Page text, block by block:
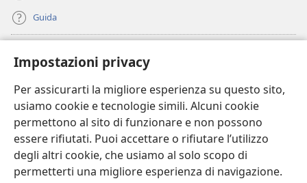
Impostazioni privacy
Per assicurarti la migliore esperienza su questo sito,
usiamo cookie e tecnologie simili. Alcuni cookie
permettono al sito di funzionare e non possono
essere rifiutati. Puoi accettare o rifiutare l’utilizzo
degli altri cookie, che usiamo al solo scopo di
permetterti una migliore esperienza di navigazione.
Guida
(apre
una
nuova
finestra)
BIBLIOTECA ONLINE Watchtower
(apre
una
nuova
finestra)
JW Hub
(apre
una
nuova
finestra)
JW Library
®